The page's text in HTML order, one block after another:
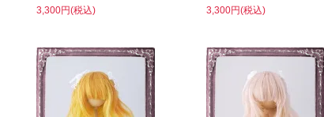
3,300円(税込)
3,300円(税込)